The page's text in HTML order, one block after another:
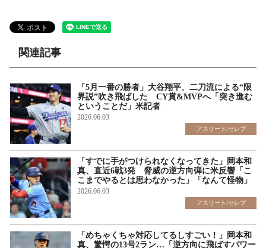
関連記事
「5月一番の勝者」大谷翔平、二刀流による“限
界説”吹き飛ばした CY賞&MVPへ「突き進む
ということだ」米記者
2026.06.03
アスリート/セレブ
「すでに手がつけられなくなってきた」岡本和
真、直近6戦3発 脅威の逆方向弾に米反響「こ
こまでやるとは思わなかった」「なんて怪物」
2026.06.03
アスリート/セレブ
「めちゃくちゃ対応してるしすごい！」岡本和
真、驚愕の13号2ラン…「逆方向に飛ばすパワー